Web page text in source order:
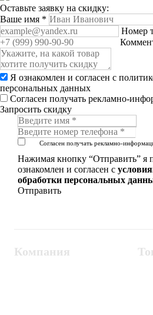
Оставьте заявку на скидку:
Ваше имя *
Номер
Я ознакомлен и согласен с
персональных данных
Согласен получать рекламно-
Запросить скидку
Согласен получать рекламно-
Нажимая кнопку “Отправить” я
ознакомлен и согласен с
обработки персональных
Компания